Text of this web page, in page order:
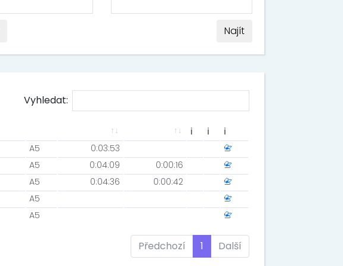
Najít
Vyhledat:
ℹ ℹ
ℹ
A5 0:03:53
📇
A5 0:04:09 0:00:16
📇
A5 0:04:36 0:00:42
📇
A5
📇
A5 📇
Předchozí 1 Další